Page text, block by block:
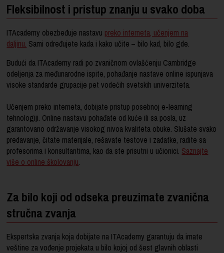
Fleksibilnost i pristup znanju u svako doba
ITAcademy obezbeđuje nastavu preko interneta, učenjem na
daljinu. Sami određujete kada i kako učite – bilo kad, bilo gde.
Budući da ITAcademy radi po zvaničnom ovlašćenju Cambridge
odeljenja za međunarodne ispite, pohađanje nastave online ispunjava
visoke standarde grupacije pet vodećih svetskih univerziteta.
Učenjem preko interneta, dobijate pristup posebnoj e-learning
tehnologiji. Online nastavu pohađate od kuće ili sa posla, uz
garantovano održavanje visokog nivoa kvaliteta obuke. Slušate svako
predavanje, čitate materijale, rešavate testove i zadatke, radite sa
profesorima i konsultantima, kao da ste prisutni u učionici. Saznajte
više o online školovanju.
Za bilo koji od odseka preuzimate zvanična
stručna zvanja
Ekspertska zvanja koja dobijate na ITAcademy garantuju da imate
veštine za vođenje projekata u bilo kojoj od šest glavnih oblasti